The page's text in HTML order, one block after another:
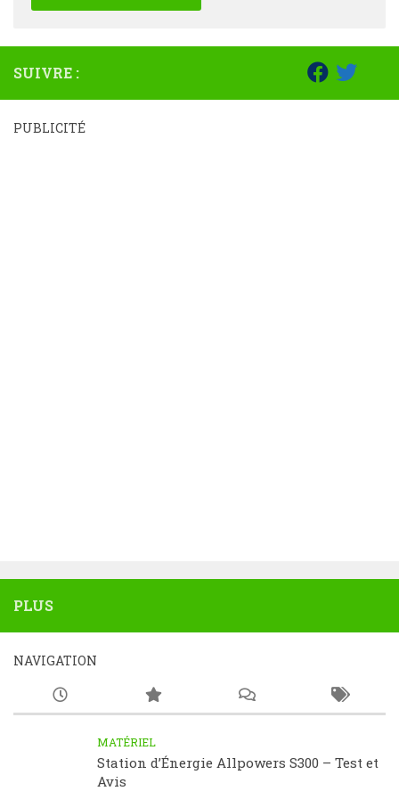
SUIVRE :
PUBLICITÉ
PLUS
NAVIGATION
MATÉRIEL
Station d’Énergie Allpowers S300 – Test et
Avis